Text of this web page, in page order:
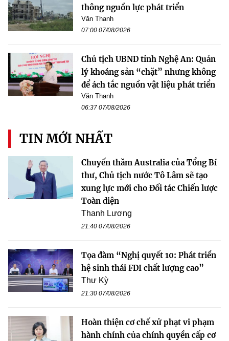
thông nguồn lực phát triển
Văn Thanh
07:00 07/08/2026
Chủ tịch UBND tỉnh Nghệ An: Quản
lý khoáng sản “chặt” nhưng không
để ách tắc nguồn vật liệu phát triển
Văn Thanh
06:37 07/08/2026
TIN MỚI NHẤT
Chuyến thăm Australia của Tổng Bí
thư, Chủ tịch nước Tô Lâm sẽ tạo
xung lực mới cho Đối tác Chiến lược
Toàn diện
Thanh Lương
21:40 07/08/2026
Tọa đàm “Nghị quyết 10: Phát triển
hệ sinh thái FDI chất lượng cao”
Thư Kỳ
21:30 07/08/2026
Hoàn thiện cơ chế xử phạt vi phạm
hành chính của chính quyền cấp cơ